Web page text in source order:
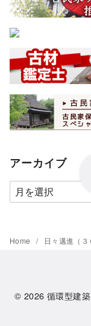
アーカイブ
ア
ー
イ
Home 日々邁進（３
© 2026循環型建